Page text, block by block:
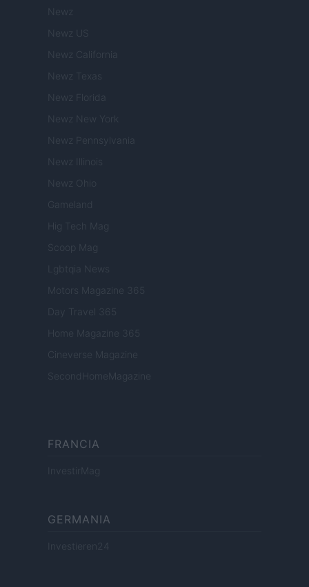
Newz
Newz US
Newz California
Newz Texas
Newz Florida
Newz New York
Newz Pennsylvania
Newz Illinois
Newz Ohio
Gameland
Hig Tech Mag
Scoop Mag
Lgbtqia News
Motors Magazine 365
Day Travel 365
Home Magazine 365
Cineverse Magazine
SecondHomeMagazine
FRANCIA
InvestirMag
GERMANIA
Investieren24